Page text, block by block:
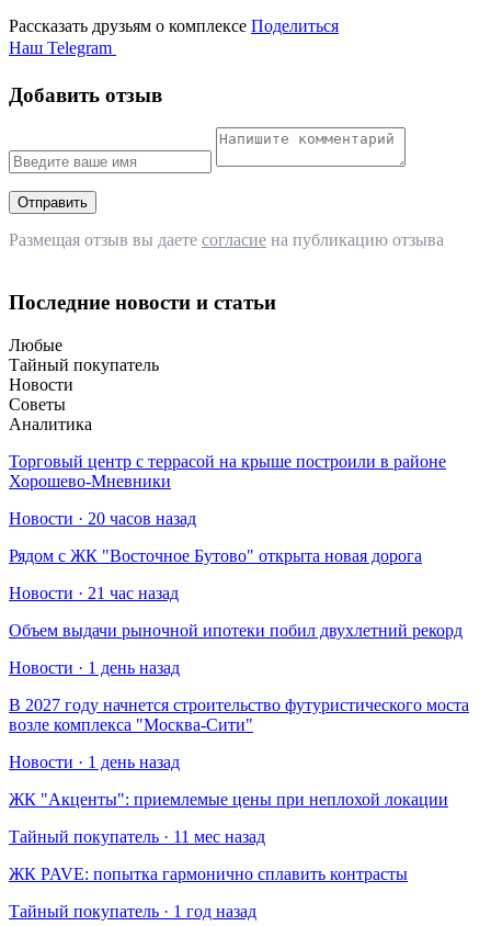
Рассказать друзьям о комплексе Поделиться
Наш Telegram
Добавить отзыв
Отправить
Размещая отзыв вы даете согласие на публикацию отзыва
Последние новости и статьи
Любые
Тайный покупатель
Новости
Советы
Аналитика
Торговый центр с террасой на крыше построили в районе
Хорошево-Мневники
Новости · 20 часов назад
Рядом с ЖК "Восточное Бутово" открыта новая дорога
Новости · 21 час назад
Объем выдачи рыночной ипотеки побил двухлетний рекорд
Новости · 1 день назад
В 2027 году начнется строительство футуристического моста
возле комплекса "Москва-Сити"
Новости · 1 день назад
​ЖК "Акценты": приемлемые цены при неплохой локации
Тайный покупатель · 11 мес назад
​ЖК PAVE: попытка гармонично сплавить контрасты
Тайный покупатель · 1 год назад